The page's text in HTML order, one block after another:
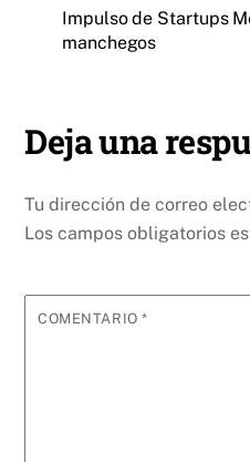
Impulso de Startups
manchegos
Deja una
Tu dirección de correo
Los campos obligatorios
COMENTARIO*